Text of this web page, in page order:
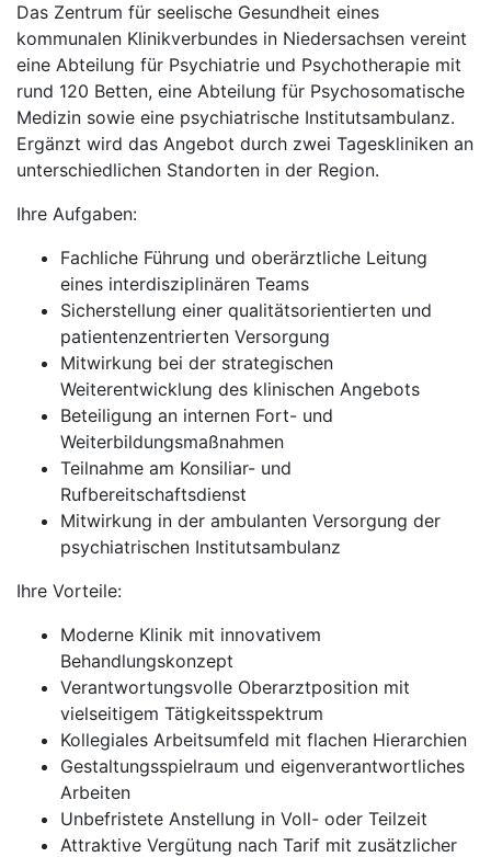
Das Zentrum für seelische Gesundheit eines
kommunalen Klinikverbundes in Niedersachsen vereint
eine Abteilung für Psychiatrie und Psychotherapie mit
rund 120 Betten, eine Abteilung für Psychosomatische
Medizin sowie eine psychiatrische Institutsambulanz.
Ergänzt wird das Angebot durch zwei Tageskliniken an
unterschiedlichen Standorten in der Region.
Ihre Aufgaben:
Fachliche Führung und oberärztliche Leitung
eines interdisziplinären Teams
Sicherstellung einer qualitätsorientierten und
patientenzentrierten Versorgung
Mitwirkung bei der strategischen
Weiterentwicklung des klinischen Angebots
Beteiligung an internen Fort- und
Weiterbildungsmaßnahmen
Teilnahme am Konsiliar- und
Rufbereitschaftsdienst
Mitwirkung in der ambulanten Versorgung der
psychiatrischen Institutsambulanz
Ihre Vorteile:
Moderne Klinik mit innovativem
Behandlungskonzept
Verantwortungsvolle Oberarztposition mit
vielseitigem Tätigkeitsspektrum
Kollegiales Arbeitsumfeld mit flachen Hierarchien
Gestaltungsspielraum und eigenverantwortliches
Arbeiten
Unbefristete Anstellung in Voll- oder Teilzeit
Attraktive Vergütung nach Tarif mit zusätzlicher